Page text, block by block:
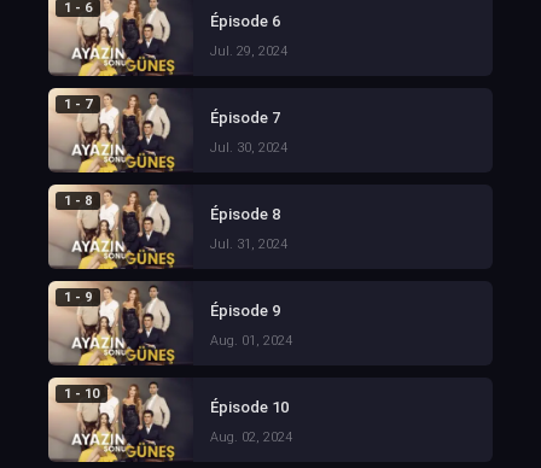
1 - 6
Épisode 6
Jul. 29, 2024
1 - 7
Épisode 7
Jul. 30, 2024
1 - 8
Épisode 8
Jul. 31, 2024
1 - 9
Épisode 9
Aug. 01, 2024
1 - 10
Épisode 10
Aug. 02, 2024